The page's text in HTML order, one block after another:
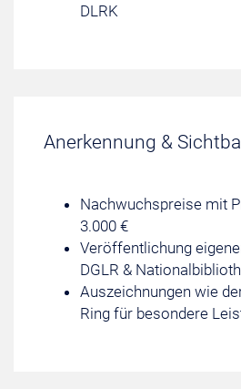
DLRK
Anerkennung &
Nachwuchspreise mit
3.000 €
Veröffentlichung
DGLR &
Auszeichnungen wie
Ring für besondere